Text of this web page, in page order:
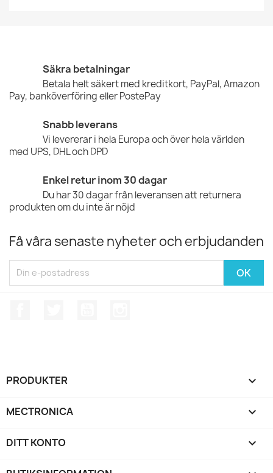
Säkra betalningar
Betala helt säkert med kreditkort, PayPal, Amazon
Pay, banköverföring eller PostePay
Snabb leverans
Vi levererar i hela Europa och över hela världen
med UPS, DHL och DPD
Enkel retur inom 30 dagar
Du har 30 dagar från leveransen att returnera
produkten om du inte är nöjd
Få våra senaste nyheter och erbjudanden
PRODUKTER 
MECTRONICA 
DITT KONTO 